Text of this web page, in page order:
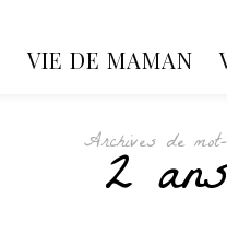
VIE DE MAMAN
Archives de
2 ans